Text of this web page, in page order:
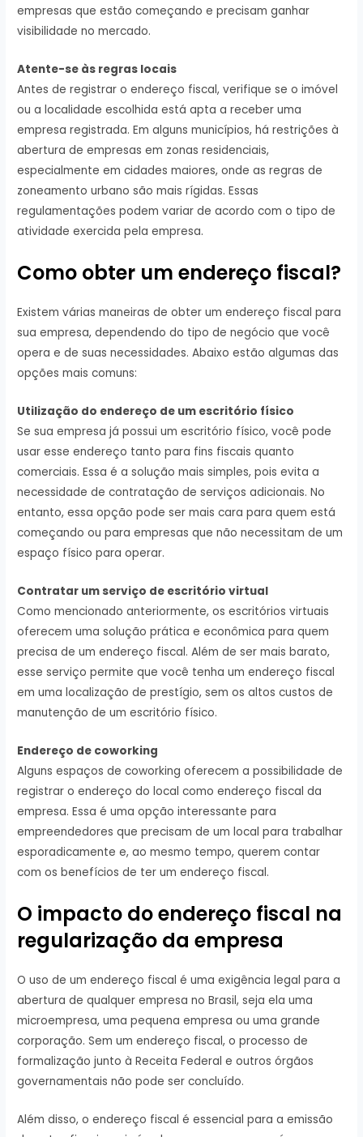
empresas que estão começando e precisam ganhar
visibilidade no mercado.
Atente-se às regras locais
Antes de registrar o endereço fiscal, verifique se o imóvel
ou a localidade escolhida está apta a receber uma
empresa registrada. Em alguns municípios, há restrições à
abertura de empresas em zonas residenciais,
especialmente em cidades maiores, onde as regras de
zoneamento urbano são mais rígidas. Essas
regulamentações podem variar de acordo com o tipo de
atividade exercida pela empresa.
Como obter um endereço fiscal?
Existem várias maneiras de obter um endereço fiscal para
sua empresa, dependendo do tipo de negócio que você
opera e de suas necessidades. Abaixo estão algumas das
opções mais comuns:
Utilização do endereço de um escritório físico
Se sua empresa já possui um escritório físico, você pode
usar esse endereço tanto para fins fiscais quanto
comerciais. Essa é a solução mais simples, pois evita a
necessidade de contratação de serviços adicionais. No
entanto, essa opção pode ser mais cara para quem está
começando ou para empresas que não necessitam de um
espaço físico para operar.
Contratar um serviço de escritório virtual
Como mencionado anteriormente, os escritórios virtuais
oferecem uma solução prática e econômica para quem
precisa de um endereço fiscal. Além de ser mais barato,
esse serviço permite que você tenha um endereço fiscal
em uma localização de prestígio, sem os altos custos de
manutenção de um escritório físico.
Endereço de coworking
Alguns espaços de coworking oferecem a possibilidade de
registrar o endereço do local como endereço fiscal da
empresa. Essa é uma opção interessante para
empreendedores que precisam de um local para trabalhar
esporadicamente e, ao mesmo tempo, querem contar
com os benefícios de ter um endereço fiscal.
O impacto do endereço fiscal na
regularização da empresa
O uso de um endereço fiscal é uma exigência legal para a
abertura de qualquer empresa no Brasil, seja ela uma
microempresa, uma pequena empresa ou uma grande
corporação. Sem um endereço fiscal, o processo de
formalização junto à Receita Federal e outros órgãos
governamentais não pode ser concluído.
Além disso, o endereço fiscal é essencial para a emissão